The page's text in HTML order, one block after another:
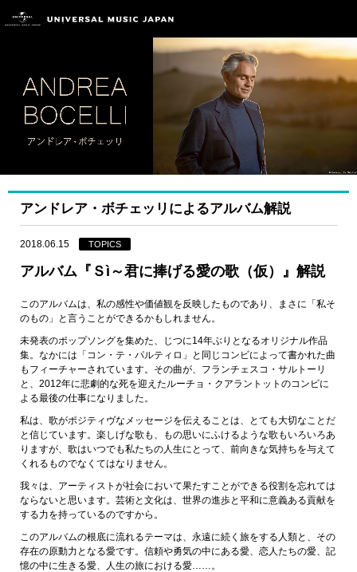
アンドレア・ボチェッリによるアルバム解説
2018.06.15 TOPICS
アルバム『Ｓì～君に捧げる愛の歌（仮）』解説
このアルバムは、私の感性や価値観を反映したものであり、まさに「私そ
のもの」と言うことができるかもしれません。
未発表のポップソングを集めた、じつに14年ぶりとなるオリジナル作品
集。なかには「コン・テ・パルティロ」と同じコンビによって書かれた曲
もフィーチャーされています。その曲が、フランチェスコ・サルトーリ
と、2012年に悲劇的な死を迎えたルーチョ・クアラントットのコンビに
よる最後の仕事になりました。
私は、歌がポジティヴなメッセージを伝えることは、とても大切なことだ
と信じています。楽しげな歌も、もの思いにふけるような歌もいろいろあ
りますが、歌はいつでも私たちの人生にとって、前向きな気持ちを与えて
くれるものでなくてはなりません。
我々は、アーティストが社会において果たすことができる役割を忘れては
ならないと思います。芸術と文化は、世界の進歩と平和に意義ある貢献を
する力を持っているのですから。
このアルバムの根底に流れるテーマは、永遠に続く旅をする人類と、その
存在の原動力となる愛です。信頼や勇気の中にある愛、恋人たちの愛、記
憶の中に生きる愛、人生の旅における愛……。